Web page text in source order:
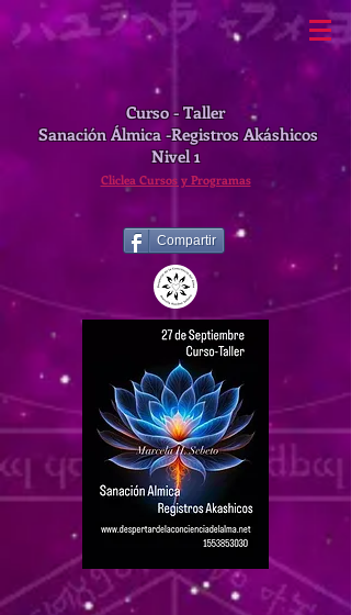
Curso - Taller
Sanación Álmica -Registros Akáshicos
Nivel 1
Cliclea Cursos y Programas
Compartir